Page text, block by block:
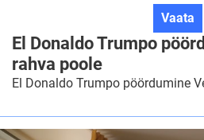
Vaata
El Donaldo Trumpo
rahva poole
El Donaldo Trumpo pöördumine